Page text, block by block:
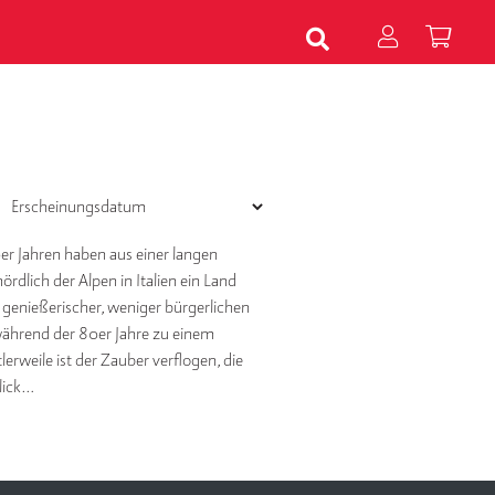
Jahren haben aus einer langen
der Alpen in Italien ein Land
weniger bürgerlichen
der 80er Jahre zu einem
ist der Zauber verflogen, die